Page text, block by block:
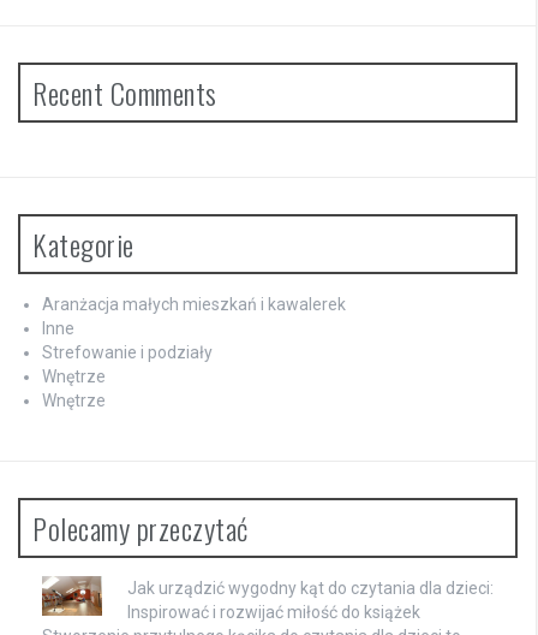
Recent Comments
Kategorie
Aranżacja małych mieszkań i kawalerek
Inne
Strefowanie i podziały
Wnętrze
Wnętrze
Polecamy przeczytać
Jak urządzić wygodny kąt do czytania dla dzieci:
Inspirować i rozwijać miłość do książek